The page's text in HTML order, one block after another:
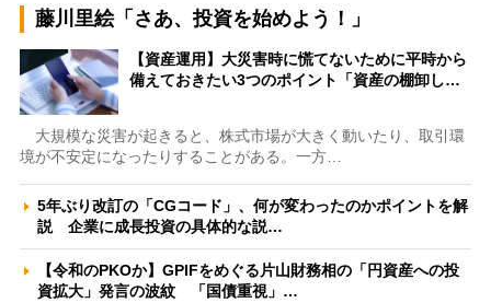
藤川里絵「さあ、投資を始めよう！」
【資産運用】大災害時に慌てないために平時から
備えておきたい3つのポイント「資産の棚卸し…
大規模な災害が起きると、株式市場が大きく動いたり、取引環
境が不安定になったりすることがある。一方…
5年ぶり改訂の「CGコード」、何が変わったのかポイントを解
説 企業に成長投資の具体的な説…
【令和のPKOか】GPIFをめぐる片山財務相の「円資産への投
資拡大」発言の波紋 「国債重視」…